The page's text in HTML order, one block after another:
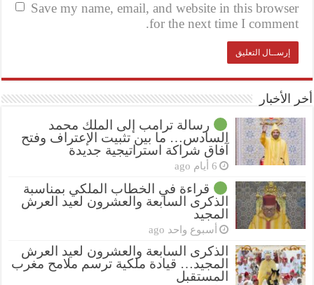
Save my name, email, and website in this browser
for the next time I comment.
أخر الأخبار
رسالة ترامب إلى الملك محمد
السادس… ما بين تثبيت الإعتراف وفتح
آفاق شراكة استراتيجية جديدة
6 أيام ago
قراءة في الخطاب الملكي بمناسبة
الذكرى السابعة والعشرون لعيد العرش
المجيد
أسبوع واحد ago
الذكرى السابعة والعشرون لعيد العرش
المجيد… قيادة ملكية ترسم ملامح مغرب
المستقبل